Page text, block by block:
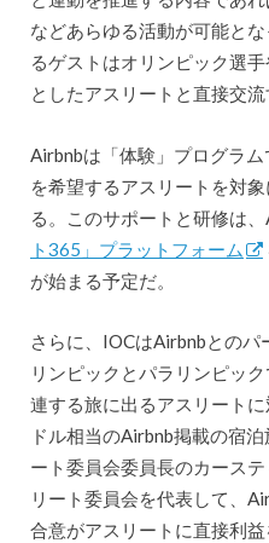
などあらゆる活動が可能と
るゲストはオリンピック選
としたアスリートと直接交流
Airbnbは「体験」プログラ
を希望するアスリートを対
る。このサポートと研修は
ト365」プラットフォーム
が始まる予定だ。
さらに、IOCはAirbnbとの
リンピックとパラリンピッ
連する旅に出るアスリート
ドル相当のAirbnb掲載の宿
ート委員会委員長のカース
リート委員会を代表して、
合意がアスリートに直接利